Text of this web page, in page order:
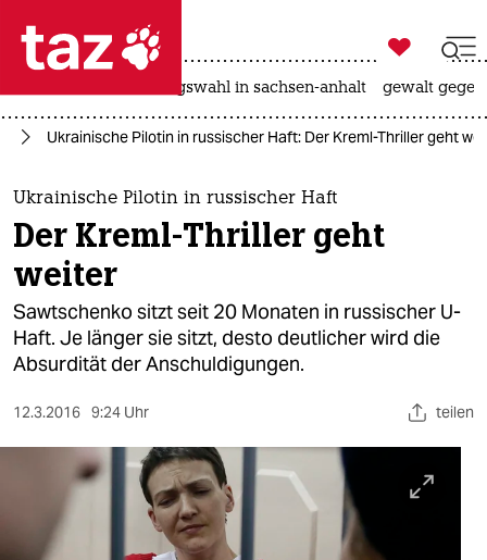
 taz zahl ich
taz zahl ich
themen
politik
öko
gesellschaft
sport
nord

taz zahl ich
landtagswahl in sachsen-anhalt gewalt
Ukrainische Pilotin in russischer Haft: Der Kreml-Thriller geht
Ukrainische Pilotin in russischer Haft
Der Kreml-Thriller geht
weiter
Sawtschenko sitzt seit 20 Monaten in russischer U-
Haft. Je länger sie sitzt, desto deutlicher wird die
Absurdität der Anschuldigungen.
12.3.2016 9:24 Uhr teilen